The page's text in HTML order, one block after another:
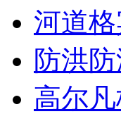
河道格
防洪
高尔